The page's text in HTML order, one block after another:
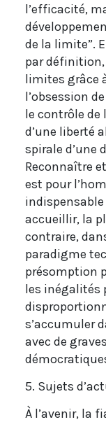
l’efficacité,
de la limite”.
par
limites grâce
l’obsession
le contrôle de
d’une liberté
spirale d’une
Reconnaître
est pour
accueillir, la
contraire,
paradigme
présomption
les inégalités
s’accumuler
avec de
5. Sujets
À l’avenir, la